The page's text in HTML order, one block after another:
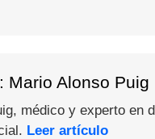
Mario Alonso Puig
médico y experto en
Leer artículo